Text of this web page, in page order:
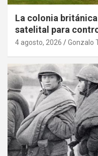
La colonia
satelital para
4 agosto, 2026 Gonzalo